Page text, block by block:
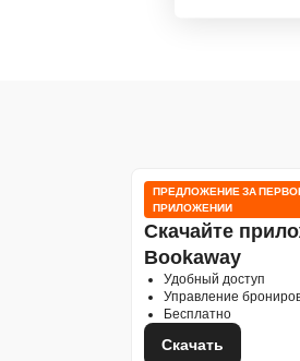
ПРЕДЛОЖЕНИЕ ЗА
ПРИЛОЖЕНИИ
Скачайте
Bookaway
Удобный доступ
Управление
Бесплатно
Скачать